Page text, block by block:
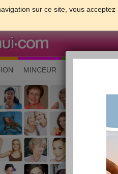
sur ce site, vous
MINCEUR